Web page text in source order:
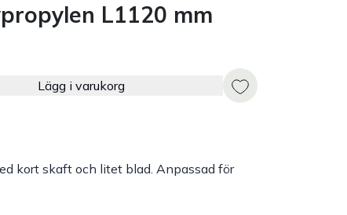
L1120 mm
Lägg i varukorg
kort skaft och litet blad. Anpassad för